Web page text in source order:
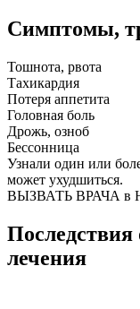
Симптомы,
Тошнота, рвота
Тахикардия
Потеря аппетита
Головная боль
Дрожь, озноб
Бессонница
Узнали один или
может ухудшиться.
ВЫЗВАТЬ ВРАЧА в
Последствия
лечения